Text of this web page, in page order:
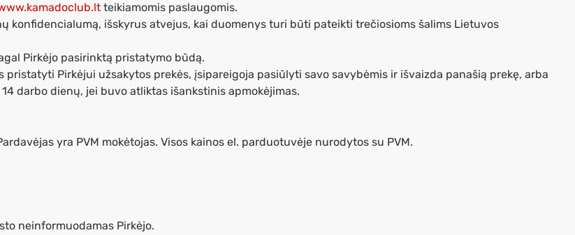
teikiamomis paslaugomis.
konfidencialumą, išskyrus atvejus, kai duomenys turi būti pateikti trečiosioms šalims Lietuvos
Pirkėjo pasirinktą pristatymo būdą.
Pirkėjui užsakytos prekės, įsipareigoja pasiūlyti savo savybėmis ir išvaizda panašią prekę, arba
darbo dienų, jei buvo atliktas išankstinis apmokėjimas.
yra PVM mokėtojas. Visos kainos el. parduotuvėje nurodytos su PVM.
neinformuodamas Pirkėjo.